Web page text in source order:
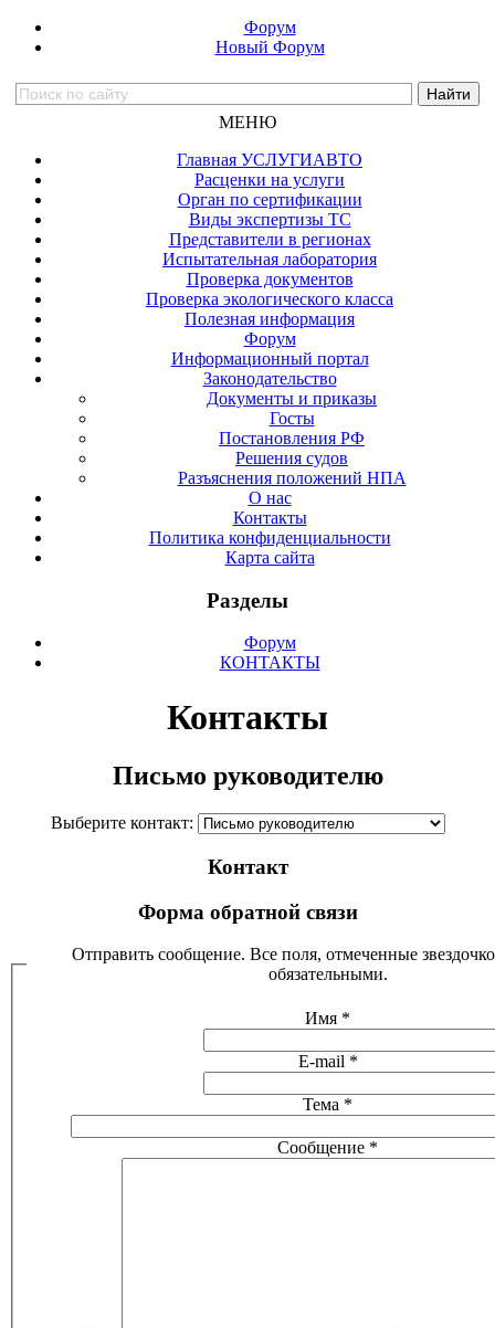
Форум
Новый Форум
МЕНЮ
Главная УСЛУГИАВТО
Расценки на услуги
Орган по сертификации
Виды экспертизы ТС
Представители в регионах
Испытательная лаборатория
Проверка документов
Проверка экологического класса
Полезная информация
Форум
Информационный портал
Законодательство
Документы и приказы
Госты
Постановления РФ
Решения судов
Разъяснения положений НПА
О нас
Контакты
Политика конфиденциальности
Карта сайта
Разделы
Форум
КОНТАКТЫ
Контакты
Письмо руководителю
Выберите контакт:
Контакт
Форма обратной связи
Отправить сообщение. Все поля, отмеченные
обязательными.
Имя *
E-mail *
Тема *
Сообщение *